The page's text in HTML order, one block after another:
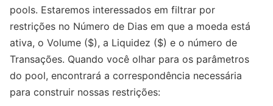
pools. Estaremos interessados em filtrar por
restrições no Número de Dias em que a moeda está
ativa, o Volume ($), a Liquidez ($) e o número de
Transações. Quando você olhar para os parâmetros
do pool, encontrará a correspondência necessária
para construir nossas restrições: